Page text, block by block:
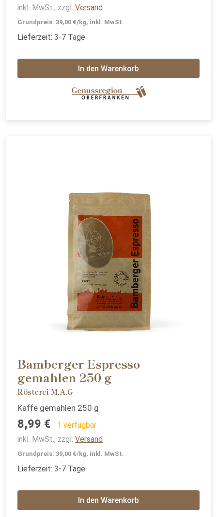
inkl. MwSt., zzgl. Versand
Grundpreis: 39,00 €/kg, inkl. MwSt.
Lieferzeit: 3-7 Tage
In den Warenkorb
Bamberger Espresso
gemahlen 250 g
Rösterei M.A.G
Kaffe gemahlen 250 g
8,99 €
1 verfügbar
inkl. MwSt., zzgl. Versand
Grundpreis: 39,00 €/kg, inkl. MwSt.
Lieferzeit: 3-7 Tage
In den Warenkorb